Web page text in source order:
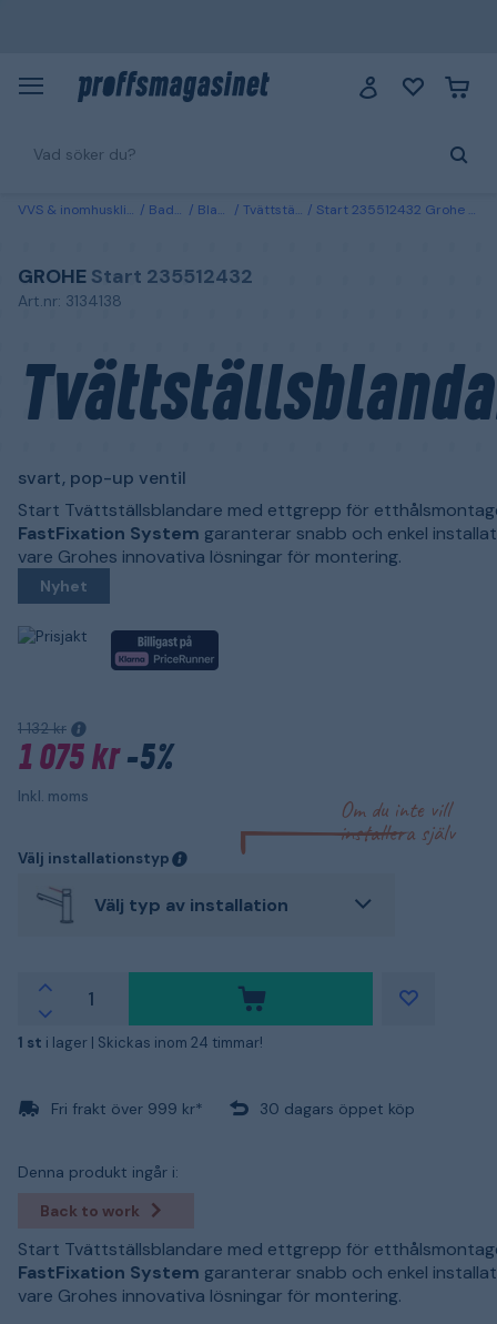
VVS & inomhusklimat Badrum Blandare Tvättställsblandare Start 235512432 Grohe Tvättställsblandare svart, pop-up ventil
GROHE Start 235512432
Art.nr: 3134138
svart, pop-up ventil
Start Tvättställsblandare med ettgrepp för
FastFixation System garanterar snabb och enkel
vare Grohes innovativa lösningar för montering.
Nyhet
1 132 kr
1 075 kr-5%
Inkl. moms
Om du inte vill
installera själv
Välj installationstyp
Välj typ av installation
1 st i lager | Skickas inom 24 timmar!
Fri frakt över 999 kr* 30 dagars öppet köp
Denna produkt ingår i:
Back to work
Start Tvättställsblandare med ettgrepp för
FastFixation System garanterar snabb och enkel
vare Grohes innovativa lösningar för montering.